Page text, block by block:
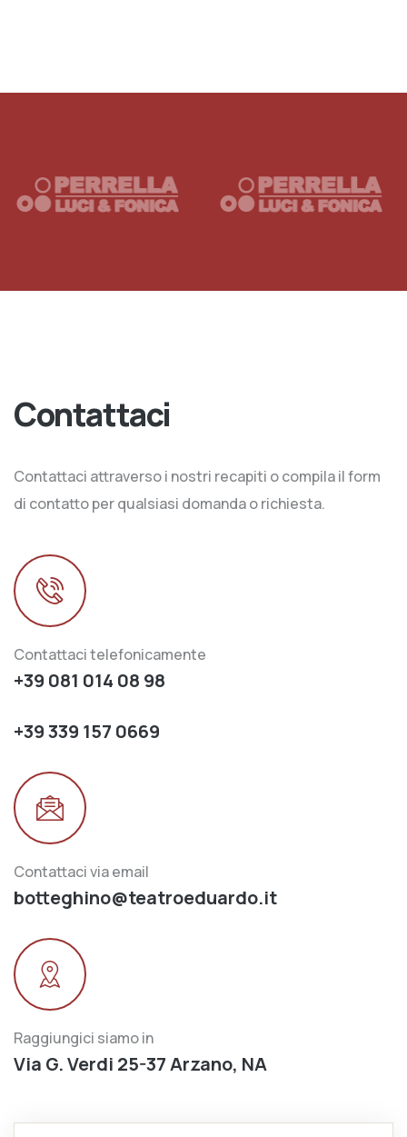
Contattaci
Contattaci attraverso i nostri recapiti o compila il form
di contatto per qualsiasi domanda o richiesta.
Contattaci telefonicamente
+39 081 014 08 98
+39 339 157 0669
Contattaci via email
botteghino@teatroeduardo.it
Raggiungici siamo in
Via G. Verdi 25-37 Arzano, NA